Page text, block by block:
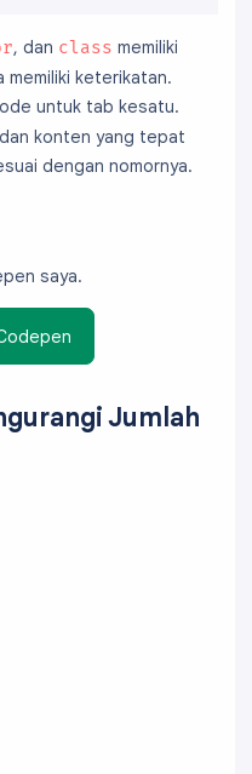
~ .content
~ .content
~ .content
~ .content
~ .content
, dan class memiliki
memiliki keterikatan.
untuk tab kesatu.
konten yang tepat
dengan nomornya.
saya.
Jumlah